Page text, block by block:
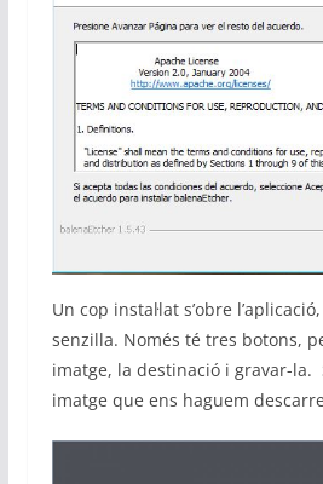
Un cop instal·lat s’obre
senzilla. Només té tres botons,
imatge, la destinació i gravar-la.
imatge que ens haguem